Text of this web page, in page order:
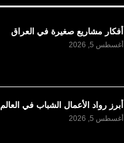
أفكار مشاريع صغيرة في العراق
أغسطس 5, 2026
أبرز رواد الأعمال الشباب في العالم
أغسطس 5, 2026